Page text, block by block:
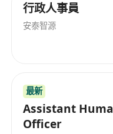
二、行政工作
• 統籌辦公用品採
費用繳納，保障公
• 負責商業證件、
類重要商務文件的整
整可查
行政人事員
安泰智源
最新
Assistant
Officer